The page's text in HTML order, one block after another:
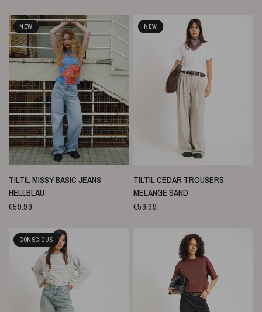
NEW
SCHNELLANSICHT
TILTIL MISSY BASIC JEANS
HELLBLAU
€59.99
NEW
SCHNELLANSICHT
TILTIL CEDAR TROUSERS
MELANGE SAND
€59.99
CONSCIOUS